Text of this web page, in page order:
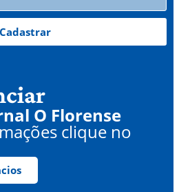
Cadastrar
O Florense
clique no